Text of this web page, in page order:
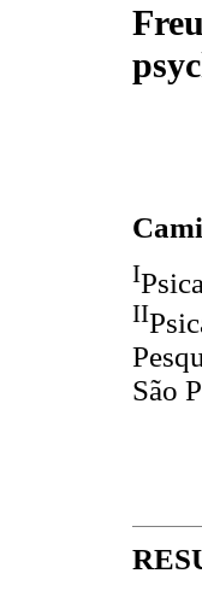
I
II
São